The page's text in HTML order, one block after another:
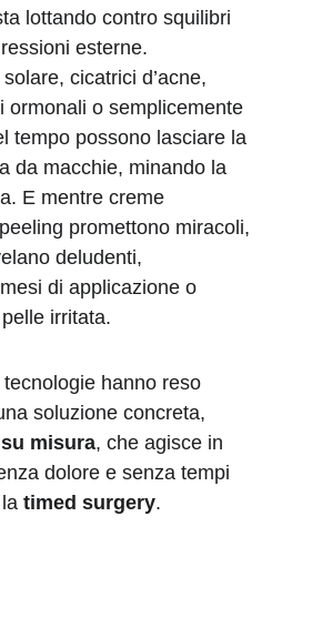
lottando contro squilibri
esterne.
cicatrici d’acne,
ormonali o semplicemente
tempo possono lasciare la
da macchie, minando la
E mentre creme
promettono miracoli,
deludenti,
di applicazione o
irritata.
hanno reso
soluzione concreta,
misura, che agisce in
dolore e senza tempi
timed surgery.